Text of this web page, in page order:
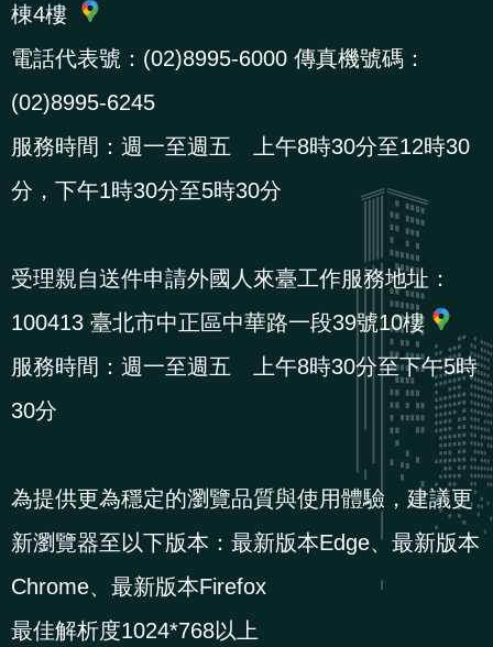
結
網
站
覽
民
意
箱
文
字
服
統
計
訊
E
n
l
s
回
首
R
S
隱
私
資
訊
安
棟4樓
電話代表號：(02)8995-6000 傳真機號碼：
(02)8995-6245
服務時間：週一至週五 上午8時30分至12時30
分，下午1時30分至5時30分
受理親自送件申請外國人來臺工作服務地址：
100413 臺北市中正區中華路一段39號10樓
服務時間：週一至週五 上午8時30分至下午5時
30分
為提供更為穩定的瀏覽品質與使用體驗，建議更
新瀏覽器至以下版本：最新版本Edge、最新版本
Chrome、最新版本Firefox
最佳解析度1024*768以上